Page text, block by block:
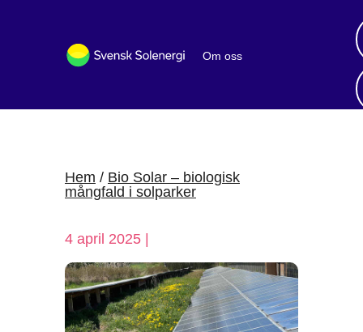
Om oss
Sök medlemsföretag
Hem / Bio Solar – biologisk
mångfald i solparker
4 april 2025 |